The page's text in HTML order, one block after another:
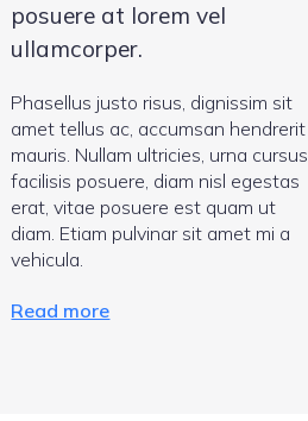
posuere at lorem vel
ullamcorper.
Phasellus justo risus, dignissim sit
amet tellus ac, accumsan hendrerit
mauris. Nullam ultricies, urna cursus
facilisis posuere, diam nisl egestas
erat, vitae posuere est quam ut
diam. Etiam pulvinar sit amet mi a
vehicula.
Read more